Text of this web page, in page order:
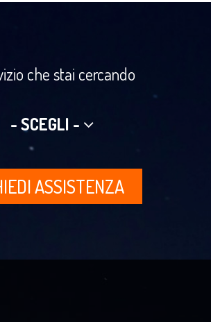
che stai cercando
- SCEGLI -
ASSISTENZA